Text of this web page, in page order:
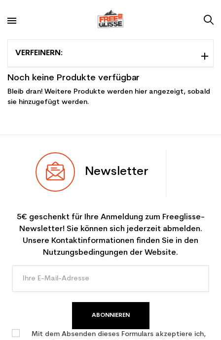
VERFEINERN:
Noch keine Produkte verfügbar
Bleib dran! Weitere Produkte werden hier angezeigt, sobald
sie hinzugefügt werden.
Newsletter
5€ geschenkt für Ihre Anmeldung zum Freeglisse-
Newsletter! Sie können sich jederzeit abmelden.
Unsere Kontaktinformationen finden Sie in den
Nutzungsbedingungen der Website.
ABONNIEREN
Mit dem Absenden dieses Formulars akzeptiere ich,